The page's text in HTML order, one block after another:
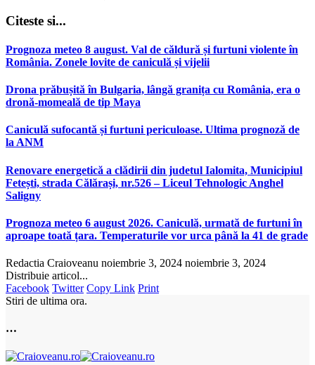
Citeste si...
Prognoza meteo 8 august. Val de căldură și furtuni violente în
România. Zonele lovite de caniculă și vijelii
Drona prăbușită în Bulgaria, lângă granița cu România, era o
dronă-momeală de tip Maya
Caniculă sufocantă și furtuni periculoase. Ultima prognoză de
la ANM
Renovare energetică a clădirii din judetul Ialomita, Municipiul
Fetești, strada Călărași, nr.526 – Liceul Tehnologic Anghel
Saligny
Prognoza meteo 6 august 2026. Caniculă, urmată de furtuni în
aproape toată țara. Temperaturile vor urca până la 41 de grade
Redactia Craioveanu noiembrie 3, 2024 noiembrie 3, 2024
Distribuie articol...
Facebook Twitter Copy Link Print
Stiri de ultima ora.
…